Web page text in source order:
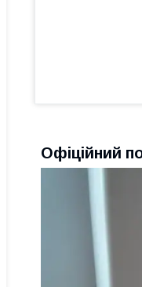
Офіційний